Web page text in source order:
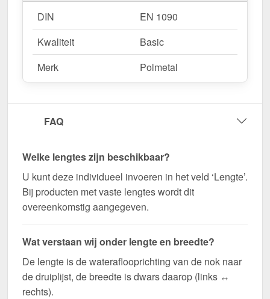
DIN
EN 1090
Kwaliteit
Basic
Merk
Polmetal
FAQ
Welke lengtes zijn beschikbaar?
U kunt deze individueel invoeren in het veld ‘Lengte’.
Bij producten met vaste lengtes wordt dit
overeenkomstig aangegeven.
Wat verstaan wij onder lengte en breedte?
De lengte is de wateraflooprichting van de nok naar
de druiplijst, de breedte is dwars daarop (links ↔
rechts).